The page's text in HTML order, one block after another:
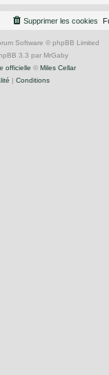
Supprimer les cookies
Software © phpBB Limited
3.3 par MrGaby
officielle © Miles Cellar
| Conditions